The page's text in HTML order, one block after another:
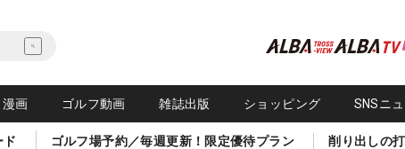
漫画 ゴルフ動画 雑誌出版 ショッピング SNSニ
ゴルフ場予約／毎週更新！限定優待プラン 削り出しの